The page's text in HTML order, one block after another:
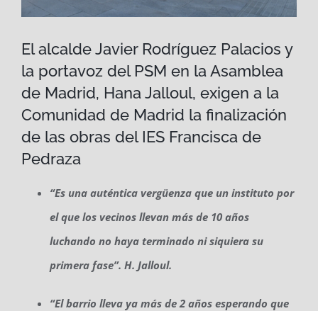
El alcalde Javier Rodríguez Palacios y
la portavoz del PSM en la Asamblea
de Madrid, Hana Jalloul, exigen a la
Comunidad de Madrid la finalización
de las obras del IES Francisca de
Pedraza
“Es una auténtica vergüenza que un instituto por
el que los vecinos llevan más de 10 años
luchando no haya terminado ni siquiera su
primera fase”. H. Jalloul.
“El barrio lleva ya más de 2 años esperando que